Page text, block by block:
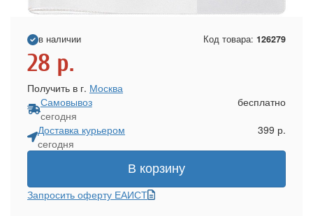
в наличии Код товара: 126279
28 р.
Получить в г. Москва
Самовывоз
сегодня
бесплатно
Доставка курьером
сегодня
399 р.
В корзину
Запросить оферту ЕАИСТ